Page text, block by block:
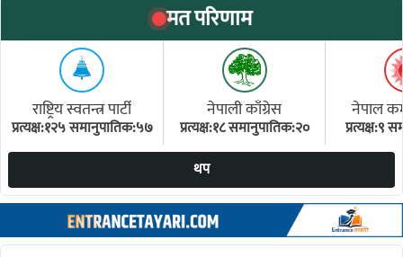
मत परिणाम
राष्ट्रिय स्वतन्त्र पार्टी
प्रत्यक्ष:१२५ समानुपातिक:५७
नेपाली काँग्रेस
प्रत्यक्ष:१८ समानुपातिक:२०
नेपाल
प्रत्यक्ष:९
थप